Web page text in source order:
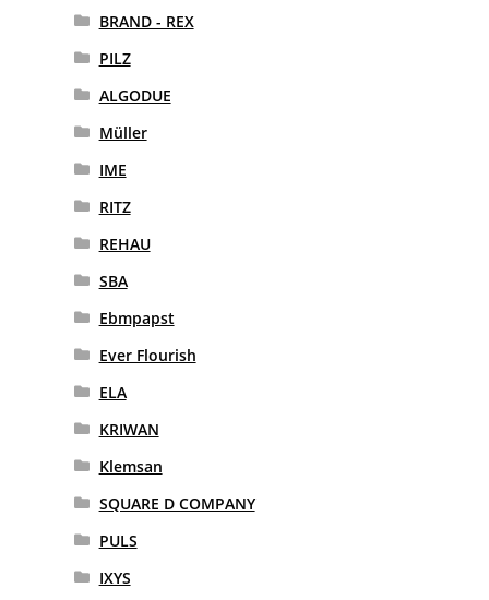
BRAND - REX
PILZ
ALGODUE
Müller
IME
RITZ
REHAU
SBA
Ebmpapst
Ever Flourish
ELA
KRIWAN
Klemsan
SQUARE D COMPANY
PULS
IXYS